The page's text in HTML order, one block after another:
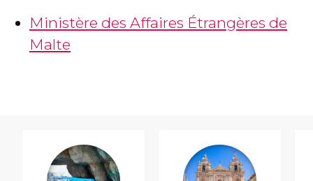
Ministère des Affaires Étrangères de
Malte